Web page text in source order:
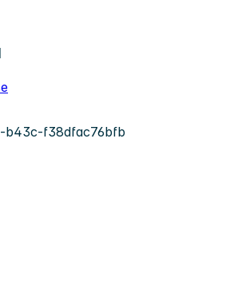
b43c-f38dfac76bfb